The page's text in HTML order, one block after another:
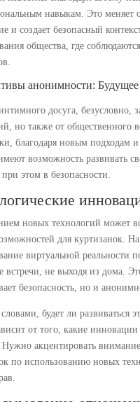
навыкам. Это меняет
и создает безопасный
общества, где
анонимности:
досуга, безусловно,
но также от общественного
благодаря новым подходам
возможность развивать
при этом в безопасности.
новых технологий может
для куртизанок.
виртуальной реальности
встречи, не выходя из дома.
безопасность, но и
будет ли развиваться
от того, какие инновации
акцентировать
по использованию новых